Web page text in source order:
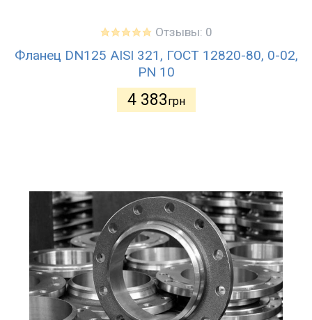
Отзывы: 0
Фланец DN125 AISI 321, ГОСТ 12820-80, 0-02,
PN 10
4 383грн